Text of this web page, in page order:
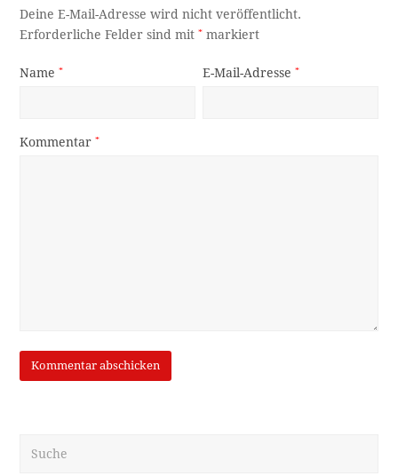
Deine E-Mail-Adresse wird nicht veröffentlicht.
Erforderliche Felder sind mit* markiert
Name* E-Mail-Adresse*
Kommentar*